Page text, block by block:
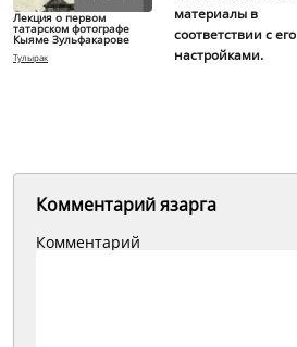
Лекция о первом
татарском фотографе
Кыяме Зульфакарове
Тулырак
материалы в
соответствии с его
настройками.
Комментарий язарга
Комментарий